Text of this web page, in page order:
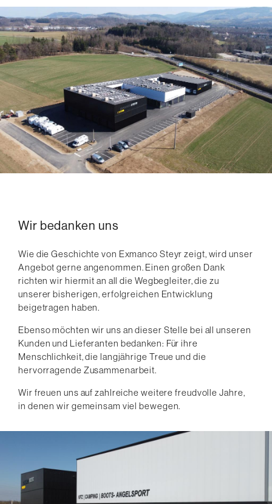
Wir bedanken uns
Wie die Geschichte von Exmanco Steyr zeigt, wird unser
Angebot gerne angenommen. Einen großen Dank
richten wir hiermit an all die Wegbegleiter, die zu
unserer bisherigen, erfolgreichen Entwicklung
beigetragen haben.
Ebenso möchten wir uns an dieser Stelle bei all unseren
Kunden und Lieferanten bedanken: Für ihre
Menschlichkeit, die langjährige Treue und die
hervorragende Zusammenarbeit.
Wir freuen uns auf zahlreiche weitere freudvolle Jahre,
in denen wir gemeinsam viel bewegen.